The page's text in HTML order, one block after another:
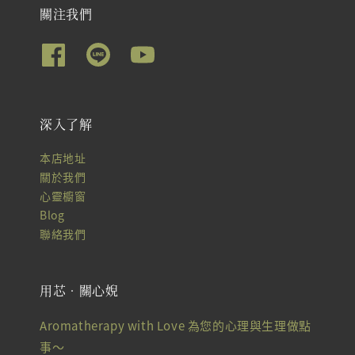
關注我們
深入了解
本店地址
關於我們
心靈櫥窗
Blog
聯絡我們
用芯‧關心婗
Aromatherapy with Love 為您的心理與生理做點
事～